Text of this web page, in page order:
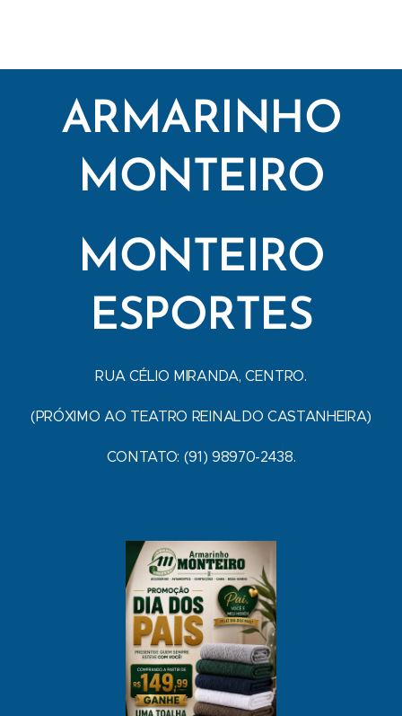
ARMARINHO
MONTEIRO
MONTEIRO
ESPORTES
RUA CÉLIO MIRANDA, CENTRO.
(PRÓXIMO AO TEATRO REINALDO CASTANHEIRA)
CONTATO: (91) 98970-2438.